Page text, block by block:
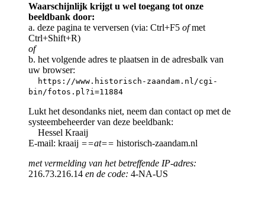
Waarschijnlijk krijgt u wel toegang tot onze
beeldbank door:
a. deze pagina te verversen (via: Ctrl+F5 ofmet
Ctrl+Shift+R)
of
b. het volgende adres te plaatsen in de adresbalk van
uw browser:
https://www.historisch-zaandam.nl/cgi-
bin/fotos.pl?i=11884
Lukt het desondanks niet, neem dan contact op met de
systeembeheerder van deze beeldbank:
Hessel Kraaij
E-mail: kraaij ==at== historisch-zaandam.nl
met vermelding van het betreffende IP-adres:
216.73.216.14 en de code: 4-NA-US